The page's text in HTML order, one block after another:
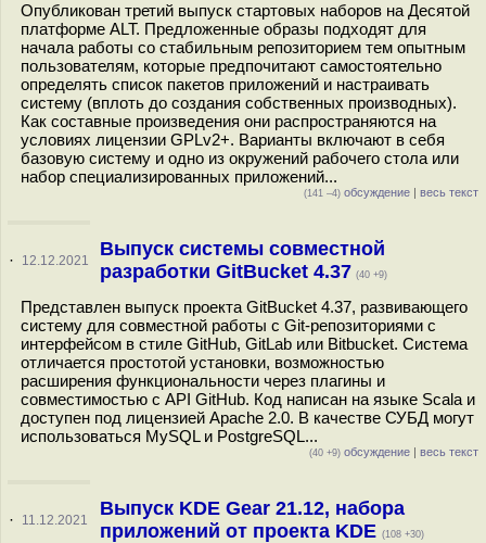
Опубликован третий выпуск стартовых наборов на Десятой
платформе ALT. Предложенные образы подходят для
начала работы со стабильным репозиторием тем опытным
пользователям, которые предпочитают самостоятельно
определять список пакетов приложений и настраивать
систему (вплоть до создания собственных производных).
Как составные произведения они распространяются на
условиях лицензии GPLv2+. Варианты включают в себя
базовую систему и одно из окружений рабочего стола или
набор специализированных приложений...
(141 –4) обсуждение | весь текст
· 12.12.2021
Выпуск системы совместной
разработки GitBucket 4.37 (40 +9)
Представлен выпуск проекта GitBucket 4.37, развивающего
систему для совместной работы с Git-репозиториями с
интерфейсом в стиле GitHub, GitLab или Bitbucket. Система
отличается простотой установки, возможностью
расширения функциональности через плагины и
совместимостью с API GitHub. Код написан на языке Scala и
доступен под лицензией Apache 2.0. В качестве СУБД могут
использоваться MySQL и PostgreSQL...
(40 +9) обсуждение | весь текст
· 11.12.2021
Выпуск KDE Gear 21.12, набора
приложений от проекта KDE (108 +30)